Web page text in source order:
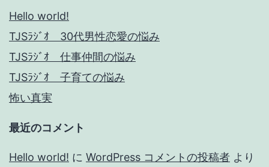
Hello world!
TJSﾗｼﾞｵ 30代男性恋愛の悩み
TJSﾗｼﾞｵ 仕事仲間の悩み
TJSﾗｼﾞｵ 子育ての悩み
怖い真実
最近のコメント
Hello world! に WordPress コメントの投稿者 より